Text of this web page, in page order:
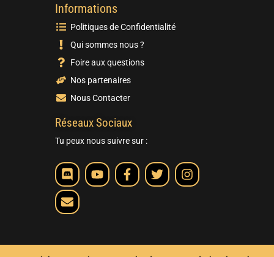
Informations
Politiques de Confidentialité
Qui sommes nous ?
Foire aux questions
Nos partenaires
Nous Contacter
Réseaux Sociaux
Tu peux nous suivre sur :